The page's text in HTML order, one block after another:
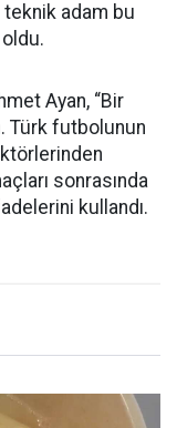
adam bu
Ayan, “Bir
Türk futbolunun
sonrasında
kullandı.